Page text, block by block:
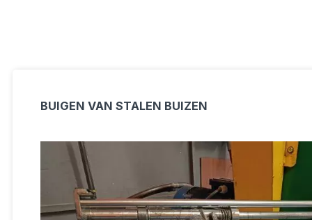
BUIGEN VAN STALEN BUIZEN